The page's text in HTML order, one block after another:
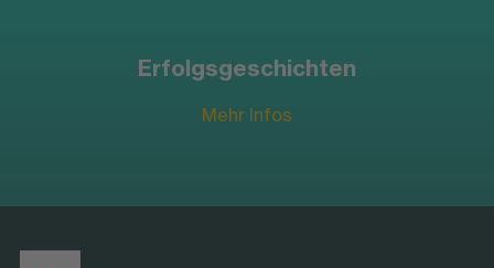
Erfolgsgeschichten
Mehr Infos